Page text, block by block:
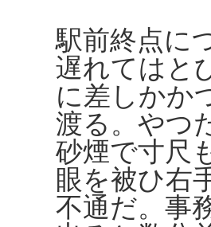
駅前終点に
遅れてはと
に差しかか
渡る。やつ
砂煙で寸尺
眼を被ひ右
不通だ。事